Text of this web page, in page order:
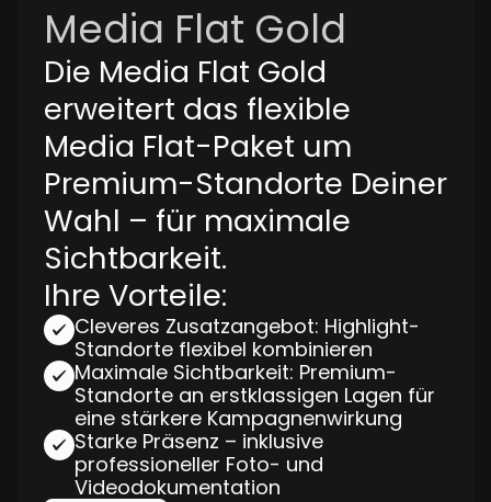
Media Flat Gold
Die Media Flat Gold
erweitert das flexible
Media Flat-Paket um
Premium-Standorte Deiner
Wahl – für maximale
Sichtbarkeit.
Ihre Vorteile:
Cleveres Zusatzangebot: Highlight-
Standorte flexibel kombinieren
Maximale Sichtbarkeit: Premium-
Standorte an erstklassigen Lagen für
eine stärkere Kampagnenwirkung
Starke Präsenz – inklusive
professioneller Foto- und
Videodokumentation